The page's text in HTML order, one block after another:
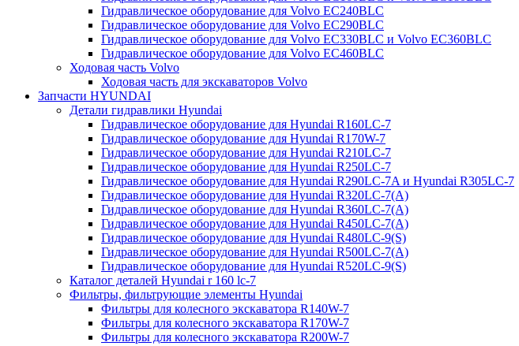
Гидравлическое оборудование для Volvo EC240BLC
Гидравлическое оборудование для Volvo EC290BLC
Гидравлическое оборудование для Volvo EC330BLC и Volvo EC360BLC
Гидравлическое оборудование для Volvo EC460BLC
Ходовая часть Volvo
Ходовая часть для экскаваторов Volvo
Запчасти HYUNDAI
Детали гидравлики Hyundai
Гидравлическое оборудование для Hyundai R160LC-7
Гидравлическое оборудование для Hyundai R170W-7
Гидравлическое оборудование для Hyundai R210LC-7
Гидравлическое оборудование для Hyundai R250LC-7
Гидравлическое оборудование для Hyundai R290LC-7A и Hyundai R305LC-7
Гидравлическое оборудование для Hyundai R320LC-7(A)
Гидравлическое оборудование для Hyundai R360LC-7(A)
Гидравлическое оборудование для Hyundai R450LC-7(A)
Гидравлическое оборудование для Hyundai R480LC-9(S)
Гидравлическое оборудование для Hyundai R500LC-7(A)
Гидравлическое оборудование для Hyundai R520LC-9(S)
Каталог деталей Hyundai r 160 lc-7
Фильтры, фильтрующие элементы Hyundai
Фильтры для колесного экскаватора R140W-7
Фильтры для колесного экскаватора R170W-7
Фильтры для колесного экскаватора R200W-7